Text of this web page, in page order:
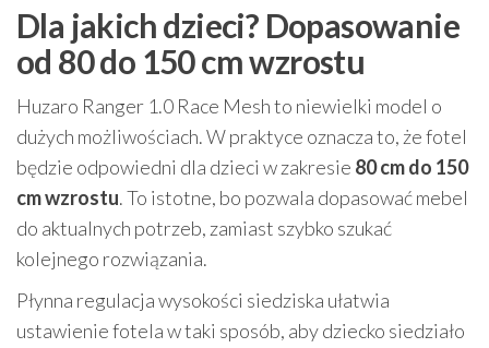
Dla jakich dzieci? Dopasowanie
od 80 do 150 cm wzrostu
Huzaro Ranger 1.0 Race Mesh to niewielki model o
dużych możliwościach. W praktyce oznacza to, że fotel
będzie odpowiedni dla dzieci w zakresie 80 cm do 150
cm wzrostu. To istotne, bo pozwala dopasować mebel
do aktualnych potrzeb, zamiast szybko szukać
kolejnego rozwiązania.
Płynna regulacja wysokości siedziska ułatwia
ustawienie fotela w taki sposób, aby dziecko siedziało